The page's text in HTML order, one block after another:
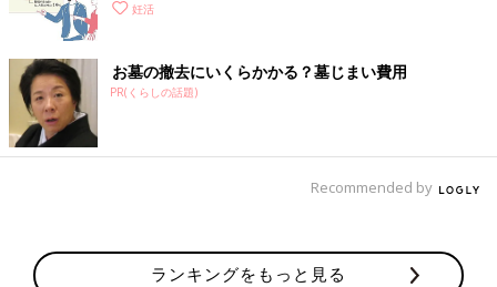
妊活
お墓の撤去にいくらかかる？墓じまい費用
PR(くらしの話題)
Recommended by
ランキングをもっと見る